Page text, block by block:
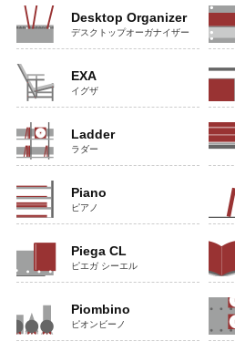
Desktop Organizer
デスクトップオーガナイザー
EXA
イグザ
Ladder
ラダー
Piano
ピアノ
Piega CL
ピエガ シーエル
Piombino
ピオンビーノ